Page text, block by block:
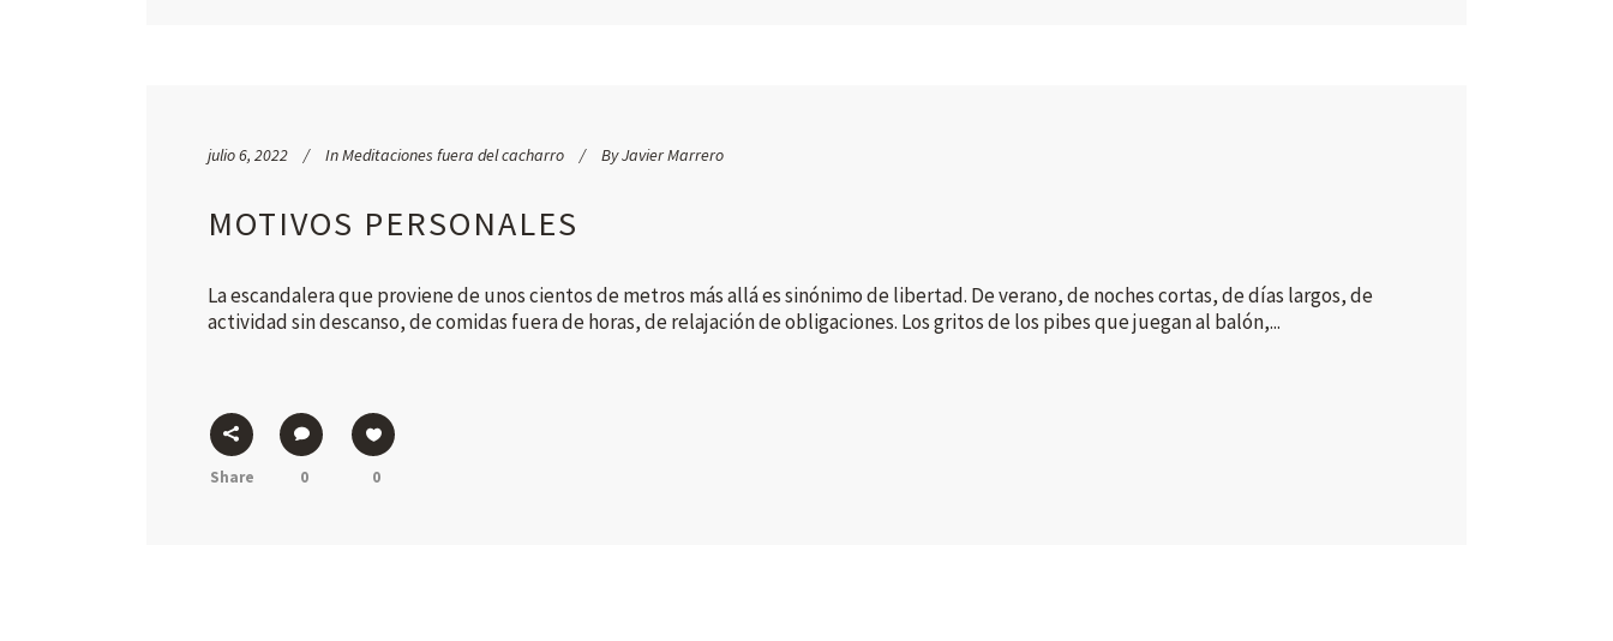
julio 6, 2022 InMeditaciones fuera del cacharro ByJavier Marrero
MOTIVOS PERSONALES
La escandalera que proviene de unos cientos de metros más allá es sinónimo de libertad. De verano, de noches cortas, de días largos, de
actividad sin descanso, de comidas fuera de horas, de relajación de obligaciones. Los gritos de los pibes que juegan al balón,...
Share 0 0